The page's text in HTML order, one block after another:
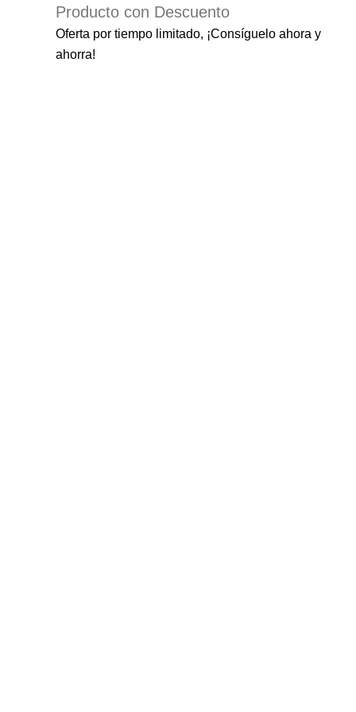
Producto con Descuento
Oferta por tiempo limitado, ¡Consíguelo ahora y
ahorra!